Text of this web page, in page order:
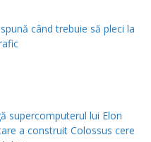
când trebuie să pleci la
supercomputerul lui Elon
a construit Colossus cere